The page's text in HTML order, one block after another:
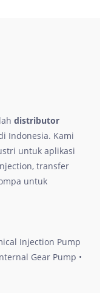
distributor
Indonesia. Kami
untuk aplikasi
transfer
untuk
Injection Pump
Gear Pump •